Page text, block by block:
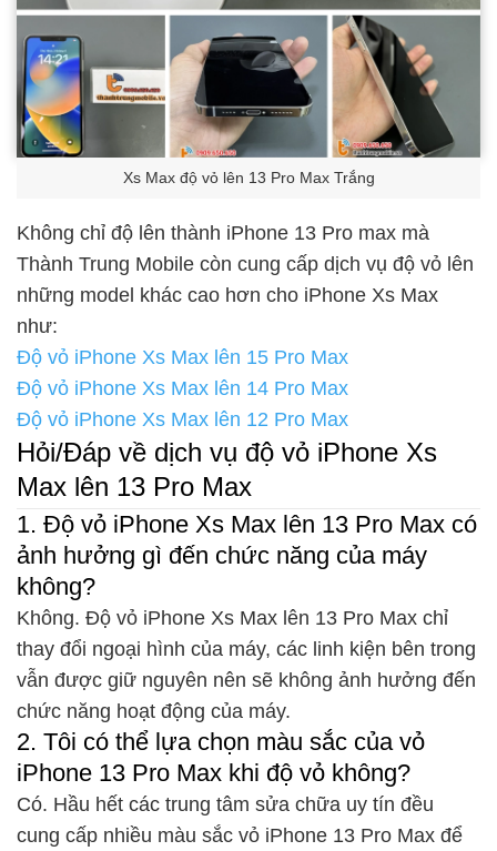
Xs Max độ vỏ lên 13 Pro Max Trắng
Không chỉ độ lên thành iPhone 13 Pro max mà
Thành Trung Mobile còn cung cấp dịch vụ độ vỏ lên
những model khác cao hơn cho iPhone Xs Max
như:
Độ vỏ iPhone Xs Max lên 15 Pro Max
Độ vỏ iPhone Xs Max lên 14 Pro Max
Độ vỏ iPhone Xs Max lên 12 Pro Max
Hỏi/Đáp về dịch vụ độ vỏ iPhone Xs
Max lên 13 Pro Max
1. Độ vỏ iPhone Xs Max lên 13 Pro Max có
ảnh hưởng gì đến chức năng của máy
không?
Không. Độ vỏ iPhone Xs Max lên 13 Pro Max chỉ
thay đổi ngoại hình của máy, các linh kiện bên trong
vẫn được giữ nguyên nên sẽ không ảnh hưởng đến
chức năng hoạt động của máy.
2. Tôi có thể lựa chọn màu sắc của vỏ
iPhone 13 Pro Max khi độ vỏ không?
Có. Hầu hết các trung tâm sửa chữa uy tín đều
cung cấp nhiều màu sắc vỏ iPhone 13 Pro Max để